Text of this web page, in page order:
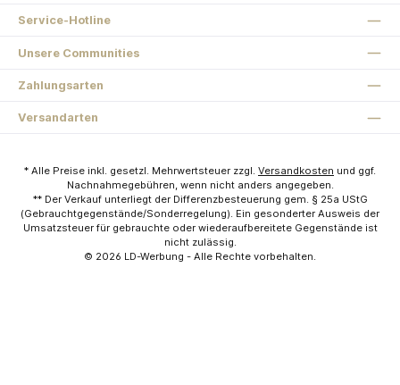
Service-Hotline
Unsere Communities
Zahlungsarten
Versandarten
* Alle Preise inkl. gesetzl. Mehrwertsteuer zzgl. Versandkosten und ggf.
Nachnahmegebühren, wenn nicht anders angegeben.
** Der Verkauf unterliegt der Differenzbesteuerung gem. § 25a UStG
(Gebrauchtgegenstände/Sonderregelung). Ein gesonderter Ausweis der
Umsatzsteuer für gebrauchte oder wiederaufbereitete Gegenstände ist
nicht zulässig.
© 2026 LD-Werbung - Alle Rechte vorbehalten.